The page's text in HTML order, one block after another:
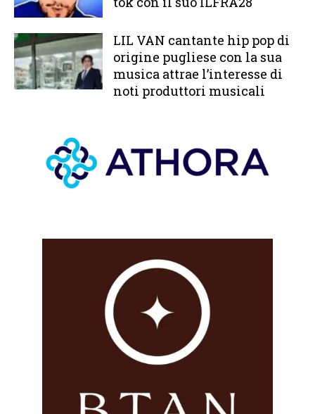
LIL VAN cantante hip pop di
origine pugliese con la sua
musica attrae l’interesse di
noti produttori musicali